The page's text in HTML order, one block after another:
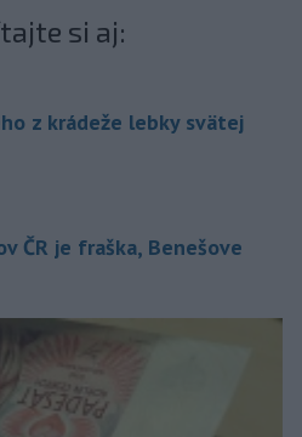
si aj:
z krádeže lebky svätej
ČR je fraška, Benešove